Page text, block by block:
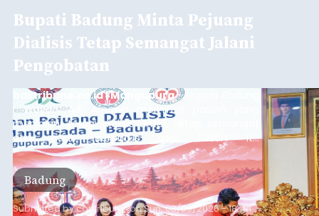
Bupati Badung Minta Pejuang
Dialisis Tetap Semangat Jalani
Pengobatan
balitribune.co.id | Mangupura- Bupati Badung
I Wayan Adi Arnawa meminta pasien yang
menjalani terapi dialisis untuk tetap semangat
dan tidak berputus asa. Pesan itu
disampaikannya saat menghadiri Sarasehan
Pejuang Dialisis yang digelar RSD Mangusada di
Ruang Kertha Gosana, Puspem Badung, Minggu
(9/8/2026).
Badung
Submitted bycontributoronSun, 08/09/2026 - 18:44